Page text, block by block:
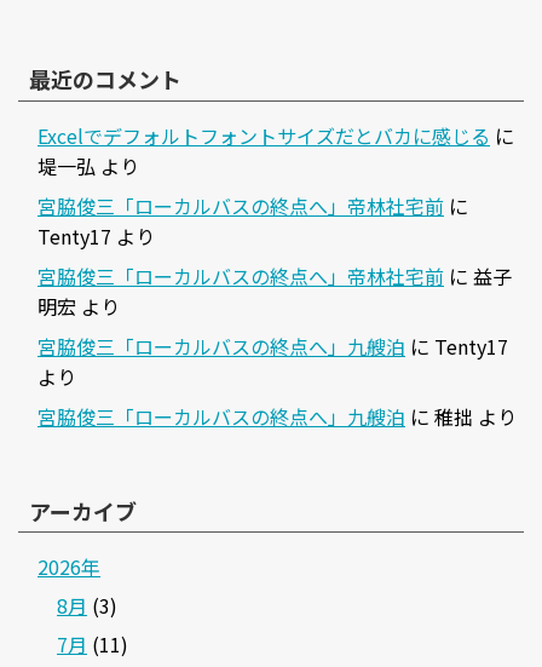
最近のコメント
Excelでデフォルトフォントサイズだとバカに感じる に
堤一弘 より
宮脇俊三「ローカルバスの終点へ」帝林社宅前 に
Tenty17 より
宮脇俊三「ローカルバスの終点へ」帝林社宅前 に 益子
明宏 より
宮脇俊三「ローカルバスの終点へ」九艘泊 に Tenty17
より
宮脇俊三「ローカルバスの終点へ」九艘泊 に 稚拙 より
アーカイブ
2026年
8月 (3)
7月 (11)